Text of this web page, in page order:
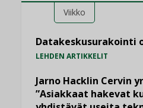
Viikko
Datakeskusurakointi
LEHDEN ARTIKKELIT
Jarno Hacklin Cervin
”Asiakkaat hakevat